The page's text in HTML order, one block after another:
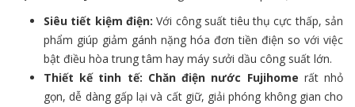
Siêu tiết kiệm điện: Với công suất tiêu thụ cực thấp, sản
phẩm giúp giảm gánh nặng hóa đơn tiền điện so với việc
bật điều hòa trung tâm hay máy sưởi dầu công suất lớn.
Thiết kế tinh tế: Chăn điện nước Fujihome rất nhỏ
gọn, dễ dàng gấp lại và cất giữ, giải phóng không gian cho